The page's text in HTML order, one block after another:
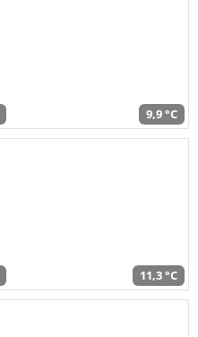
9,9 °C
11,3 °C